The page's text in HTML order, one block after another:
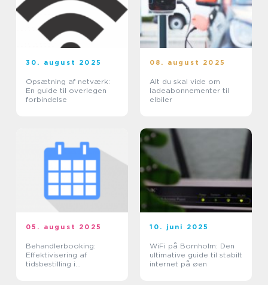
30. august 2025
Opsætning af netværk:
En guide til overlegen
forbindelse
08. august 2025
Alt du skal vide om
ladeabonnementer til
elbiler
05. august 2025
Behandlerbooking:
Effektivisering af
tidsbestilling i
10. juni 2025
WiFi på Bornholm: Den
ultimative guide til stabilt
internet på øen